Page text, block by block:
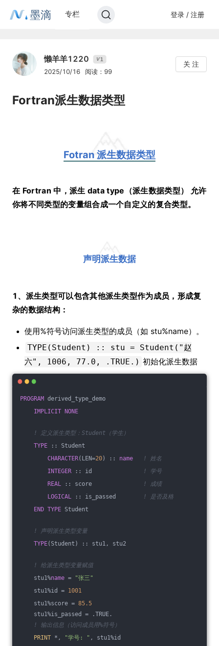
墨滴 专栏 登录 / 注册
懒羊羊1220 V1
2025/10/16 阅读：99
关 注
Fortran派生数据类型
Fotran 派生数据类型
在 Fortran 中，派生 data type（派生数据类型） 允许
你将不同类型的变量组合成一个自定义的复合类型。
声明派生数据
1、派生类型可以包含其他派生类型作为成员，形成复
杂的数据结构：
使用%符号访问派生类型的成员（如 stu%name）。
TYPE(Student) :: stu = Student("赵
六", 1006, 77.0, .TRUE.) 初始化派生数据
PROGRAM derived_type_demo
IMPLICIT
NONE
! 定义派生类型：Student（学生）
TYPE :: Student
CHARACTER(LEN=20) :: name
! 姓名
INTEGER :: id
! 学号
REAL :: score
! 成绩
LOGICAL :: is_passed
! 是否及格
END TYPE Student
! 声明派生类型变量
TYPE(Student) :: stu1, stu2
! 给派生类型变量赋值
stu1%name =
"张三"
stu1%id = 1001
stu1%score = 85.5
stu1%is_passed = .TRUE.
! 输出信息（访问成员用%符号）
PRINT *, "学号: " , stu1%id